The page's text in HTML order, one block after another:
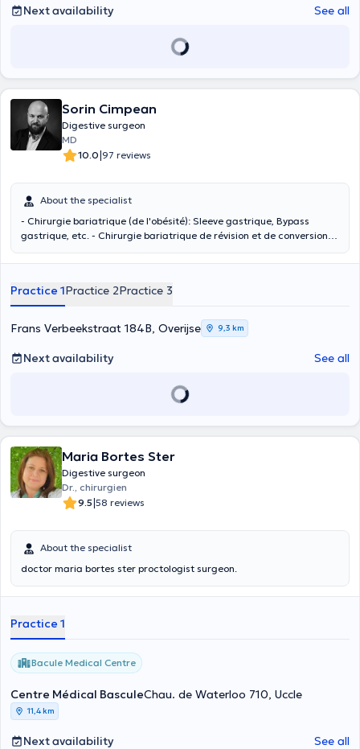
Next availability See all
Sorin Cimpean
Digestive surgeon
MD
10.0|97 reviews
About the specialist
- Chirurgie bariatrique (de l'obésité): Sleeve gastrique, Bypass
gastrique, etc. - Chirurgie bariatrique de révision et de conversion -
parietales/inguinales - Hernies postopératoires - Chirurgie
Fissure anale - Kyste pilonidal - Chirurgie de la vésicule biliaire -
Chirurgie endocrinologique: thyroïdie, surrénales - Chirurgie
oncologique -Chirurgie hépato-biliaire - Échographie Abdominale
réalisée en consultation
Practice 1Practice 2Practice 3
Frans Verbeekstraat 184B, Overijse 9,3 km
Next availability See all
Maria Bortes Ster
Digestive surgeon
Dr., chirurgien
9.5|58 reviews
About the specialist
doctor maria bortes ster proctologist surgeon.
Practice 1
Bacule Medical Centre
Centre Médical BasculeChau. de Waterloo 710, Uccle
11,4 km
Next availability See all